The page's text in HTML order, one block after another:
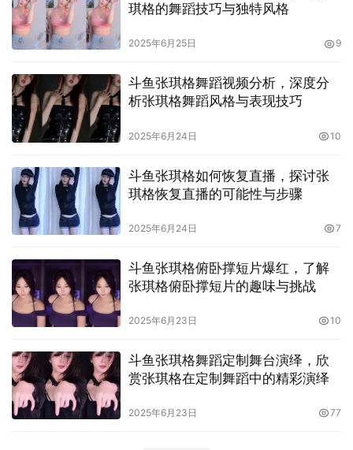
琪格的舞蹈技巧与独特风格
2025年6月25日 9
斗鱼张琪格舞蹈视频分析，深度分
析张琪格舞蹈风格与表现技巧
2025年6月24日 10
斗鱼张琪格如何恢复直播，探讨张
琪格恢复直播的可能性与步骤
2025年6月24日 7
斗鱼张琪格俯卧撑短片爆红，了解
张琪格俯卧撑短片的趣味与挑战
2025年6月23日 10
斗鱼张琪格舞蹈定制舞台演绎，欣
赏张琪格在定制舞蹈中的精彩演绎
2025年6月23日 77